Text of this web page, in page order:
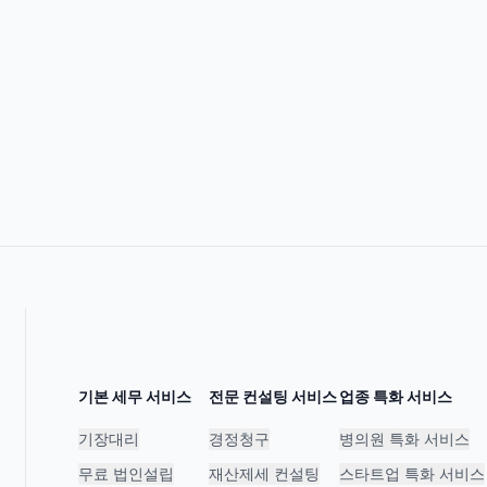
기본 세무 서비스
기장대리
무료 법인설립
전문 컨설팅 서비스
경정청구
재산제세 컨설팅
업종 특화 서비스
병의원 특화 서비스
스타트업 특화 서비스